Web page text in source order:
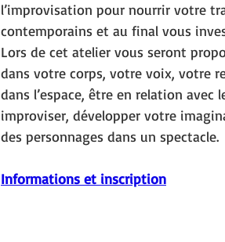
l’improvisation pour nourrir votre
contemporains et au final vous
Lors de cet atelier vous seront
dans votre corps, votre voix, votre
dans l’espace, être en relation avec
improviser, développer votre
des personnages dans un spectacle.
Informations et inscription